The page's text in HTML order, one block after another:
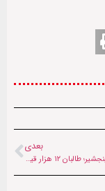
بعدی
فروش تازه زمرد پنجشیر؛ طالبان ۱۲ هزار قیراط را در مزایده واگذار کردند